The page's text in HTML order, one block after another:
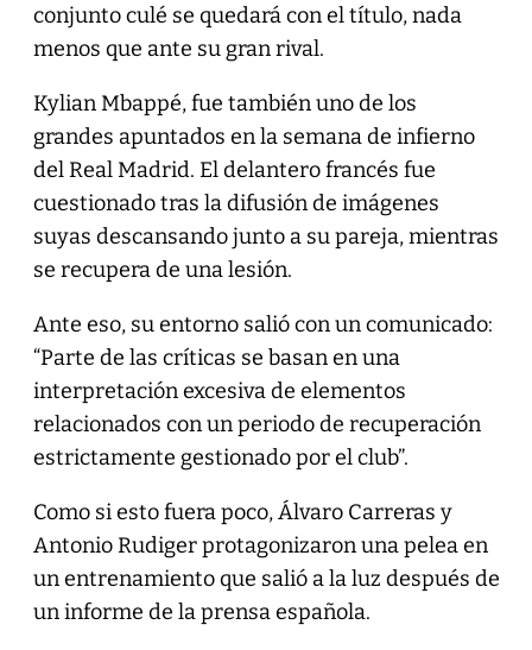
conjunto culé se quedará con el título, nada
menos que ante su gran rival.
Kylian Mbappé, fue también uno de los
grandes apuntados en la semana de infierno
del Real Madrid. El delantero francés fue
cuestionado tras la difusión de imágenes
suyas descansando junto a su pareja, mientras
se recupera de una lesión.
Ante eso, su entorno salió con un comunicado:
“Parte de las críticas se basan en una
interpretación excesiva de elementos
relacionados con un periodo de recuperación
estrictamente gestionado por el club”.
Como si esto fuera poco, Álvaro Carreras y
Antonio Rudiger protagonizaron una pelea en
un entrenamiento que salió a la luz después de
un informe de la prensa española.